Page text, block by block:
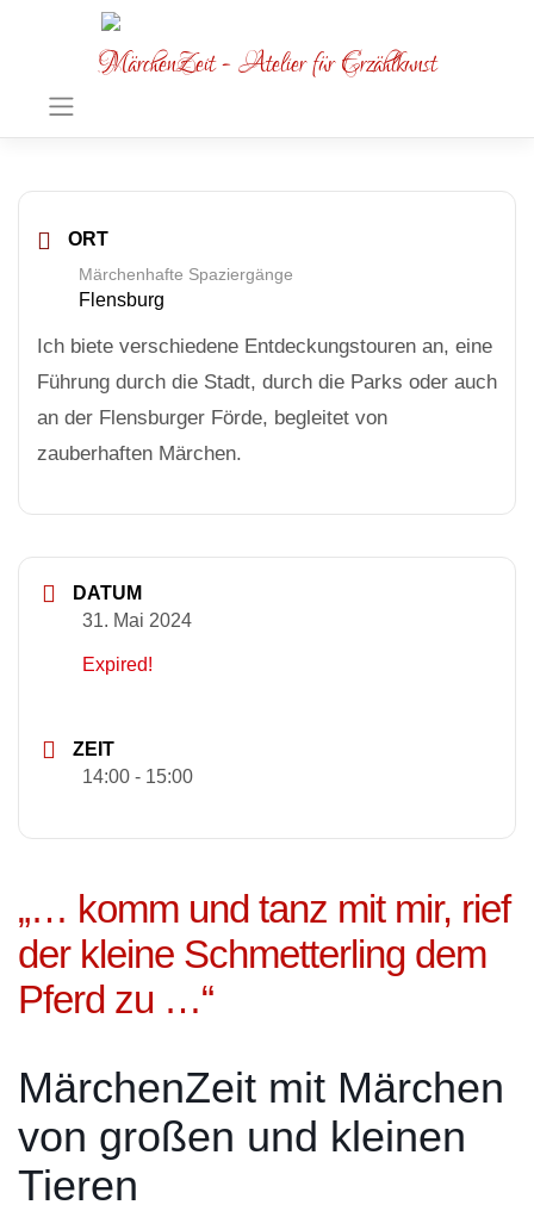
MärchenZeit - Atelier für Erzählkunst
ORT
Märchenhafte Spaziergänge
Flensburg
Ich biete verschiedene Entdeckungstouren an, eine
Führung durch die Stadt, durch die Parks oder auch
an der Flensburger Förde, begleitet von
zauberhaften Märchen.
DATUM
31. Mai 2024
Expired!
ZEIT
14:00 - 15:00
„… komm und tanz mit mir, rief
der kleine Schmetterling dem
Pferd zu …“
MärchenZeit mit Märchen
von großen und kleinen
Tieren